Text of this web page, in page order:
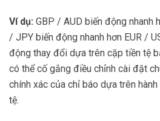
Ví dụ: GBP / AUD biến động nhanh
/ JPY biến động nhanh hơn EUR /
động thay đổi dựa trên cặp tiền tệ
có thể cố gắng điều chỉnh cài đặt
chính xác của chỉ báo dựa trên
tệ.